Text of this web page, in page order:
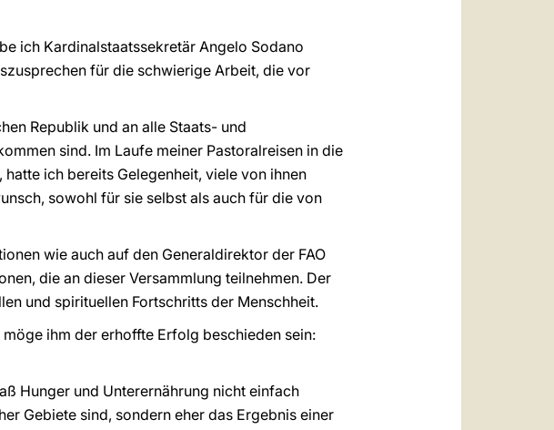
ich Kardinalstaatssekretär Angelo Sodano
für die schwierige Arbeit, die vor
Republik und an alle Staats- und
sind. Im Laufe meiner Pastoralreisen in die
ich bereits Gelegenheit, viele von ihnen
sowohl für sie selbst als auch für die von
wie auch auf den Generaldirektor der FAO
die an dieser Versammlung teilnehmen. Der
und spirituellen Fortschritts der Menschheit.
ihm der erhoffte Erfolg beschieden sein:
Hunger und Unterernährung nicht einfach
Gebiete sind, sondern eher das Ergebnis einer